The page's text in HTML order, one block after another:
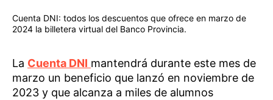
Cuenta DNI: todos los descuentos que ofrece en marzo de
2024 la billetera virtual del Banco Provincia.
La Cuenta DNI mantendrá durante este mes de
marzo un beneficio que lanzó en noviembre de
2023 y que alcanza a miles de alumnos